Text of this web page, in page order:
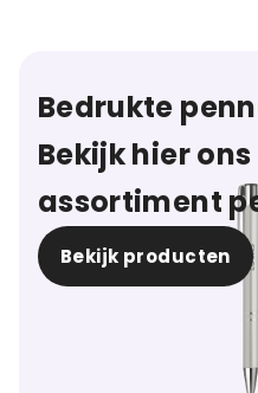
Bedrukte
Bekijk hier
assortiment
Bekijk producten